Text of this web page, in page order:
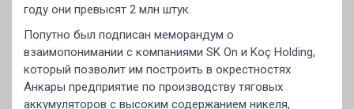
году они превысят 2 млн штук.
Попутно был подписан меморандум о
взаимопонимании с компаниями SK On и Koç Holding,
который позволит им построить в окрестностях
Анкары предприятие по производству тяговых
аккумуляторов с высоким содержанием никеля,